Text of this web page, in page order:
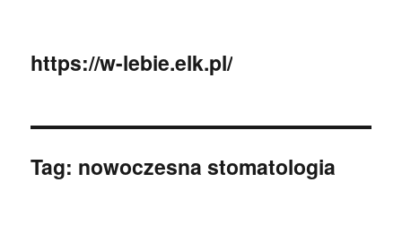
https://w-lebie.elk.pl/
Tag: nowoczesna stomatologia